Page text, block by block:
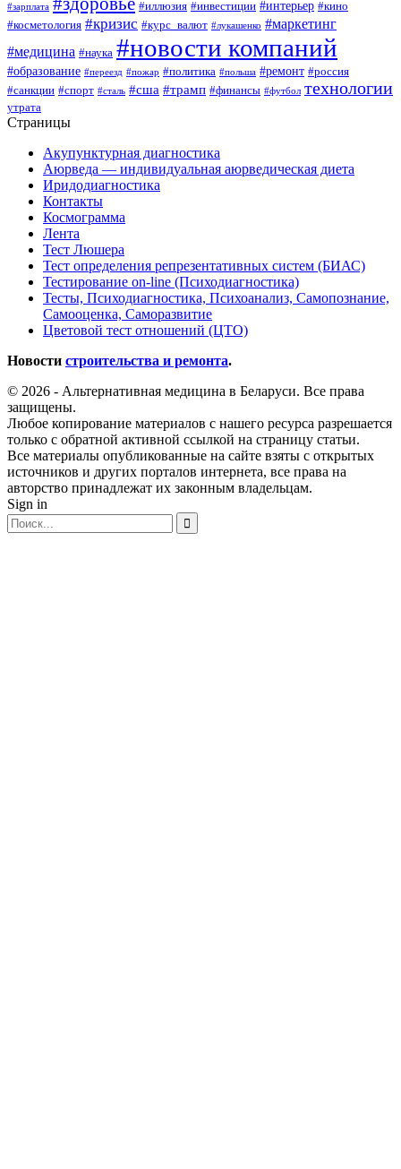
#зарплата #иллюзия #инвестиции #интерьер #кино
#косметология #кризис #курс_валют #лукашенко #маркетинг
#медицина #наука #новости компаний
#образование #переезд #пожар #политика #польша #ремонт #россия
#санкции #спорт #сталь #сша #трамп #финансы #футбол технологии
утрата
Страницы
Акупунктурная диагностика
Аюрведа — индивидуальная аюрведическая диета
Иридодиагностика
Контакты
Космограмма
Лента
Тест Люшера
Тест определения репрезентативных систем (БИАС)
Тестирование on-line (Психодиагностика)
Тесты, Психодиагностика, Психоанализ, Самопознание,
Самооценка, Саморазвитие
Цветовой тест отношений (ЦТО)
Новости строительства и ремонта.
© 2026 - Альтернативная медицина в Беларуси. Все права
защищены.
Любое копирование материалов с нашего ресурса разрешается
только с обратной активной ссылкой на страницу статьи.
Все материалы опубликованные на сайте взяты с открытых
источников и других порталов интернета, все права на
авторство принадлежат их законным владельцам.
Sign in